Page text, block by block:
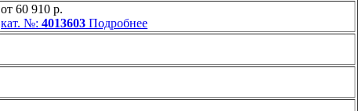
от 60 910 р.
кат. №: 4013603 Подробнее